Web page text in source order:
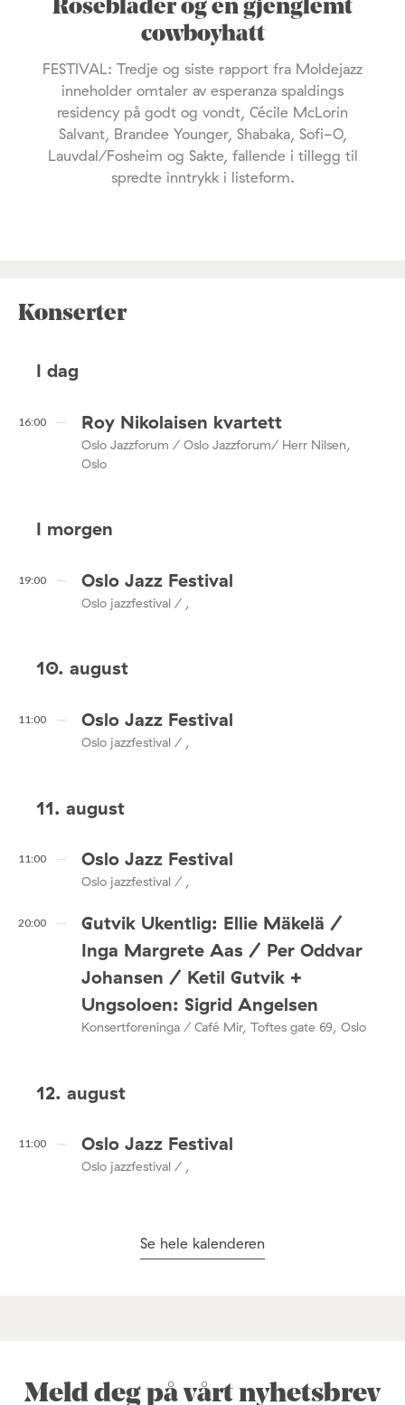
Roseblader og en gjenglemt
cowboyhatt
FESTIVAL: Tredje og siste rapport fra Moldejazz
inneholder omtaler av esperanza spaldings
residency på godt og vondt, Cécile McLorin
Salvant, Brandee Younger, Shabaka, Sofi-O,
Lauvdal/Fosheim og Sakte, fallende i tillegg til
spredte inntrykk i listeform.
Konserter
I dag
16:00 Roy Nikolaisen kvartett
Oslo Jazzforum / Oslo Jazzforum/ Herr Nilsen,
Oslo
I morgen
19:00 Oslo Jazz Festival
Oslo jazzfestival / ,
10. august
11:00 Oslo Jazz Festival
Oslo jazzfestival / ,
11. august
11:00 Oslo Jazz Festival
Oslo jazzfestival / ,
20:00
Gutvik Ukentlig: Ellie Mäkelä /
Inga Margrete Aas / Per Oddvar
Johansen / Ketil Gutvik +
Ungsoloen: Sigrid Angelsen
Konsertforeninga / Café Mir, Toftes gate 69, Oslo
12. august
11:00 Oslo Jazz Festival
Oslo jazzfestival / ,
Se hele kalenderen
Meld deg på vårt nyhetsbrev